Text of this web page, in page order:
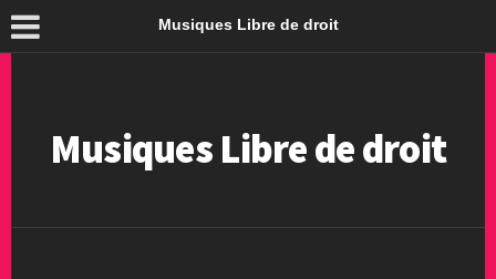
Musiques Libre de droit
Musiques Libre de droit